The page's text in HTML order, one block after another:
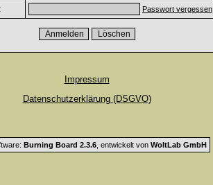
Passwort vergessen
Impressum
Datenschutzerklärung (DSGVO)
Burning Board 2.3.6, entwickelt von WoltLab GmbH